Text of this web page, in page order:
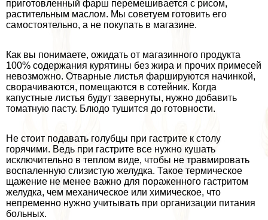
приготовленный фарш перемешивается с рисом,
растительным маслом. Мы советуем готовить его
самостоятельно, а не покупать в магазине.
Как вы понимаете, ожидать от магазинного продукта
100% содержания курятины без жира и прочих примесей
невозможно. Отварные листья фаршируются начинкой,
сворачиваются, помещаются в сотейник. Когда
капустные листья будут завернуты, нужно добавить
томатную пасту. Блюдо тушится до готовности.
Не стоит подавать гoлyбцы при гастрите к столу
горячими. Ведь при гастрите все нужно кушать
исключительно в теплом виде, чтобы не травмировать
воспаленную слизистую желудка. Такое термическое
щажение не менее важно для пораженного гастритом
желудка, чем механическое или химическое, что
непременно нужно учитывать при организации питания
больных.